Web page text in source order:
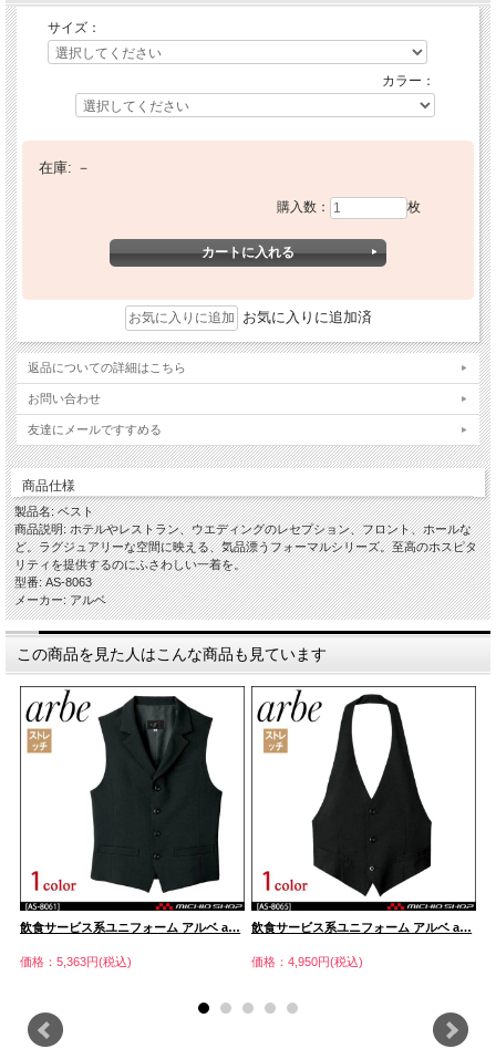
サイズ：
カラー：
在庫: －
購入数： 枚
お気に入りに追加済
返品についての詳細はこちら
お問い合わせ
友達にメールですすめる
商品仕様
製品名: ベスト
商品説明: ホテルやレストラン、ウエディングのレセプション、フロント、ホールな
ど。ラグジュアリーな空間に映える、気品漂うフォーマルシリーズ。至高のホスピタ
リティを提供するのにふさわしい一着を。
型番: AS-8063
メーカー: アルベ
この商品を見た人はこんな商品も見ています
飲食サービス系ユニフォーム アルベ a…
価格：5,363円(税込)
飲食サービス系ユニフォーム アルベ a…
価格：4,950円(税込)